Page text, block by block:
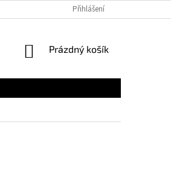
Přihlášení
NÁKUPNÍ
Prázdný košík